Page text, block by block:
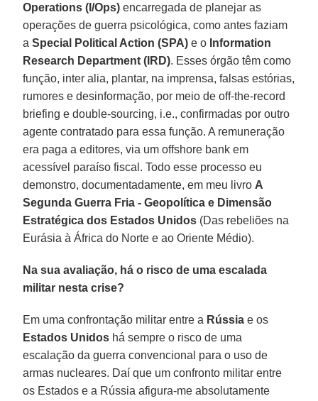
Operations (I/Ops) encarregada de planejar as
operações de guerra psicológica, como antes faziam
aSpecial Political Action (SPA) e o Information
Research Department (IRD). Esses órgão têm como
função, inter alia, plantar, na imprensa, falsas estórias,
rumores e desinformação, por meio de off-the-record
briefing e double-sourcing, i.e., confirmadas por outro
agente contratado para essa função. A remuneração
era paga a editores, via um offshore bank em
acessível paraíso fiscal. Todo esse processo eu
demonstro, documentadamente, em meu livro A
Segunda Guerra Fria - Geopolítica e Dimensão
Estratégica dos Estados Unidos (Das rebeliões na
Eurásia à África do Norte e ao Oriente Médio).
Na sua avaliação, há o risco de uma escalada
militar nesta crise?
Em uma confrontação militar entre a Rússia e os
Estados Unidos há sempre o risco de uma
escalação da guerra convencional para o uso de
armas nucleares. Daí que um confronto militar entre
os Estados e a Rússia afigura-me absolutamente